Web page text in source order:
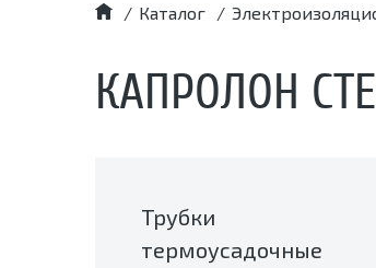
/ Каталог /
КАПРОЛОН
Трубки
термоусадочные